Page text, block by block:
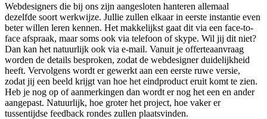
Webdesigners die bij ons zijn aangesloten hanteren allemaal
dezelfde soort werkwijze. Jullie zullen elkaar in eerste instantie even
beter willen leren kennen. Het makkelijkst gaat dit via een face-to-
face afspraak, maar soms ook via telefoon of skype. Wil jij dit niet?
Dan kan het natuurlijk ook via e-mail. Vanuit je offerteaanvraag
worden de details besproken, zodat de webdesigner duidelijkheid
heeft. Vervolgens wordt er gewerkt aan een eerste ruwe versie,
zodat jij een beeld krijgt van hoe het eindproduct eruit komt te zien.
Heb je nog op of aanmerkingen dan wordt er nog het een en ander
aangepast. Natuurlijk, hoe groter het project, hoe vaker er
tussentijdse feedback rondes zullen plaatsvinden.